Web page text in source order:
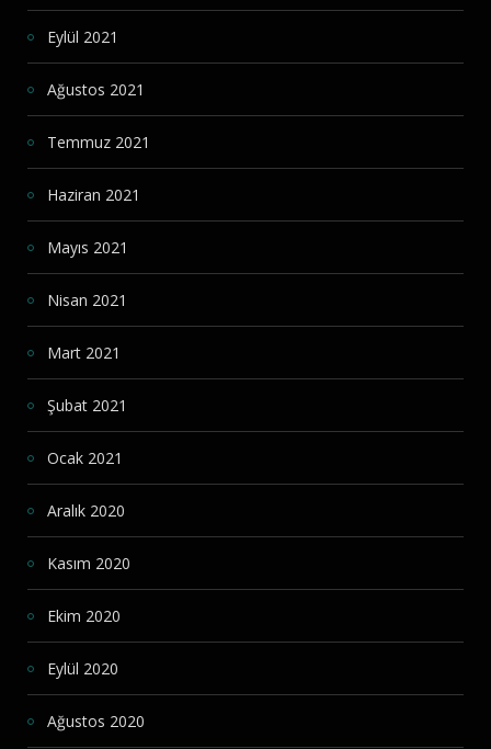
Eylül 2021
Ağustos 2021
Temmuz 2021
Haziran 2021
Mayıs 2021
Nisan 2021
Mart 2021
Şubat 2021
Ocak 2021
Aralık 2020
Kasım 2020
Ekim 2020
Eylül 2020
Ağustos 2020